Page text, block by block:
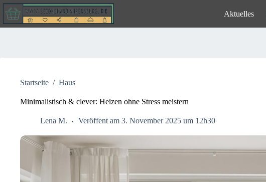
Zum
Inhalt
springen
Aktuelles
Startseite / Haus
Minimalistisch & clever: Heizen ohne Stress meistern
Lena M. Veröffent am 3. November 2025 um 12h30